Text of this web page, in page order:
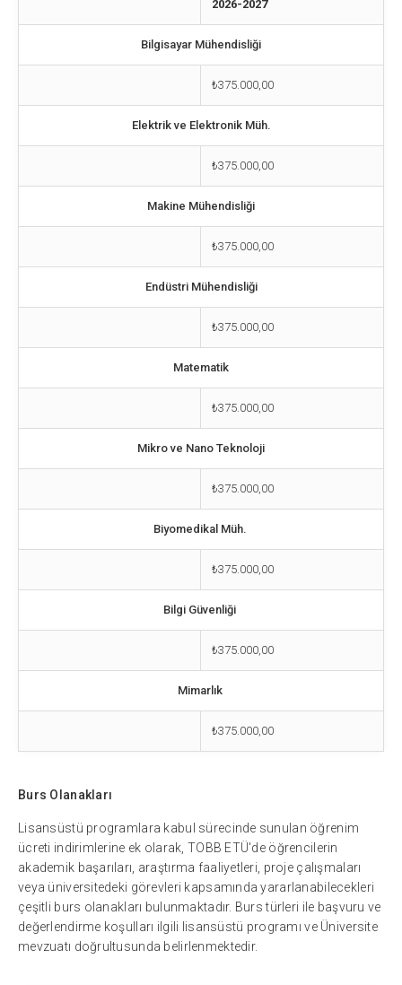
2026-2027
Bilgisayar Mühendisliği
₺375.000,00
Elektrik ve Elektronik Müh.
₺375.000,00
Makine Mühendisliği
₺375.000,00
Endüstri Mühendisliği
₺375.000,00
Matematik
₺375.000,00
Mikro ve Nano Teknoloji
₺375.000,00
Biyomedikal Müh.
₺375.000,00
Bilgi Güvenliği
₺375.000,00
Mimarlık
₺375.000,00
Burs Olanakları
Lisansüstü programlara kabul sürecinde sunulan öğrenim
ücreti indirimlerine ek olarak, TOBB ETÜ'de öğrencilerin
akademik başarıları, araştırma faaliyetleri, proje çalışmaları
veya üniversitedeki görevleri kapsamında yararlanabilecekleri
çeşitli burs olanakları bulunmaktadır. Burs türleri ile başvuru ve
değerlendirme koşulları ilgili lisansüstü programı ve Üniversite
mevzuatı doğrultusunda belirlenmektedir.